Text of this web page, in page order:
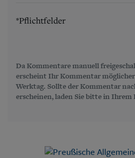
*Pflichtfelder
Da Kommentare manuell
erscheint Ihr Kommentar
Werktag. Sollte der Kommentar
erscheinen, laden Sie bitte in Ihrem